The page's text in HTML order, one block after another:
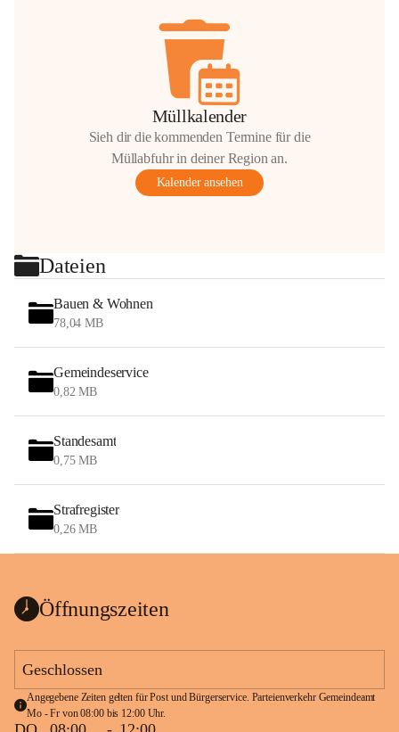
Müllkalender
Sieh dir die kommenden Termine für die
Müllabfuhr in deiner Region an.
Kalender ansehen
Dateien
Bauen & Wohnen
78,04 MB
Gemeindeservice
0,82 MB
Standesamt
0,75 MB
Strafregister
0,26 MB
Öffnungszeiten
Geschlossen
Angegebene Zeiten gelten für Post und Bürgerservice. Parteienverkehr Gemeindeamt
Mo - Fr von 08:00 bis 12:00 Uhr.